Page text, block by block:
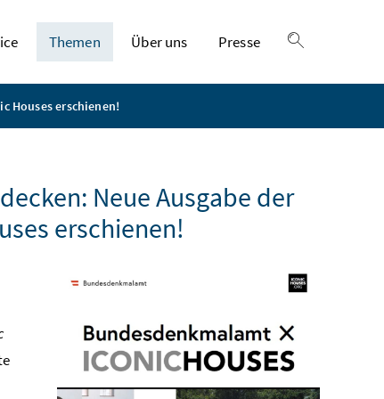
Themen Über uns
Presse
Houses erschienen!
Neue Ausgabe der
erschienen!